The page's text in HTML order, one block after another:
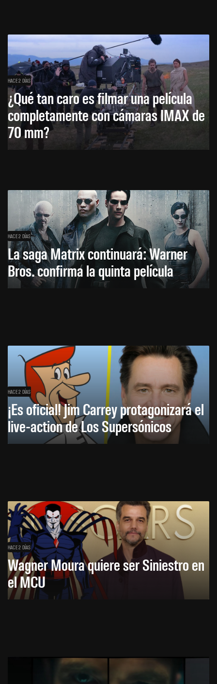
HACE 2 DÍAS
¿Qué tan caro es filmar una película
completamente con cámaras IMAX de
70 mm?
HACE 2 DÍAS
La saga Matrix continuará: Warner
Bros. confirma la quinta película
HACE 2 DÍAS
¡Es oficial! Jim Carrey protagonizará el
live-action de Los Supersónicos
HACE 2 DÍAS
Wagner Moura quiere ser Siniestro en
el MCU